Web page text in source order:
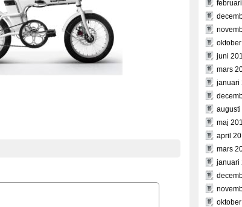
juni
mars
januari
maj
april
mars
januari